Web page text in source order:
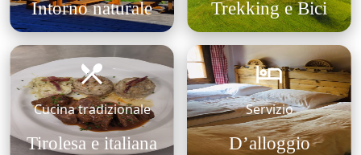
Intorno naturale Trekking e Bici
Cucina tradizionale
Tirolesa e italiana
Servizio
D’alloggio